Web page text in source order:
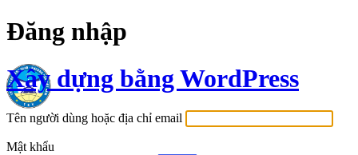
Đăng nhập
Xây dựng bằng WordPress
Tên người dùng hoặc địa chỉ email
Mật khẩu